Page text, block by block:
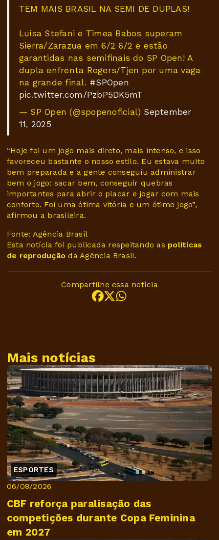
TEM MAIS BRASIL NA SEMI DE DUPLAS!
Luisa Stefani e Timea Babos superam
Sierra/Zarazua em 6/2 6/2 e estão
garantidas nas semifinais do SP Open! A
dupla enfrenta Rogers/Tjen por uma vaga
na grande final. #SPOpen
pic.twitter.com/PzbP5DK5mT
— SP Open (@spopenoficial) September
11, 2025
“Hoje foi um jogo mais direto, mais intenso, e isso
favoreceu bastante o nosso estilo. Eu estava muito
bem preparada e a gente conseguiu administrar
bem o jogo: sacar bem, conseguir quebras
importantes para abrir o placar e jogar com mais
conforto. Foi uma ótima vitória e um ótimo jogo”,
afirmou a brasileira.
Fonte: Agência Brasil
Esta notícia foi publicada respeitando as políticas
de reprodução da Agência Brasil.
Compartilhe essa notícia
Mais notícias
ESPORTES
06/08/2026
CBF reforça paralisação das
competições durante Copa Feminina
em 2027